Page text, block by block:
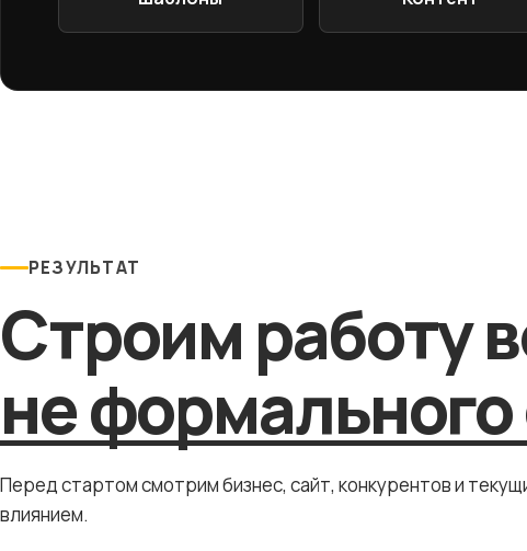
РЕЗУЛЬТАТ
Строим работу
не формального
Перед стартом смотрим бизнес, сайт, конкурентов и
влиянием.